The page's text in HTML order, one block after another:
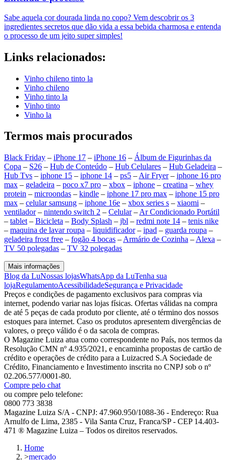
Sabe aquela cor dourada linda no copo? Vem descobrir os 3
ingredientes secretos que dão vida a essa bebida charmosa e entenda
o processo de um jeito super simples!
Links relacionados:
Vinho chileno tinto la
Vinho chileno
Vinho tinto la
Vinho tinto
Vinho la
Termos mais procurados
Black Friday – iPhone 17 – iPhone 16 – Álbum de Figurinhas da
Copa – S26 – Hub de Conteúdo – Hub Celulares – Hub Geladeira –
Hub Tvs – iphone 15 – iphone 14 – ps5 – Air Fryer– iphone 16 pro
max – geladeira – poco x7 pro – xbox – iphone – creatina – whey
protein – microondas – kindle – iphone 17 pro max – iphone 15 pro
max – celular samsung – iphone 16e – xbox series s – xiaomi –
ventilador– nintendo switch 2 – Celular– Ar Condicionado Portátil
– tablet – Bicicleta – Body Splash – jbl – redmi note 14 – tenis nike
– maquina de lavar roupa – liquidificador– ipad – guarda roupa –
geladeira frost free – fogão 4 bocas – Armário de Cozinha – Alexa –
TV 50 polegadas – TV 32 polegadas
Mais informações
Blog da LuNossas lojasWhatsApp da LuTenha sua
lojaRegulamentoAcessibilidadeSegurança e Privacidade
Preços e condições de pagamento exclusivos para compras via
internet, podendo variar nas lojas físicas. Ofertas válidas na compra
de até 5 peças de cada produto por cliente, até o término dos nossos
estoques para internet. Caso os produtos apresentem divergências de
valores, o preço válido é o da sacola de compras.
O Magazine Luiza atua como correspondente no País, nos termos da
Resolução CMN nº 4.935/2021, e encaminha propostas de cartão de
crédito e operações de crédito para a Luizacred S.A Sociedade de
Crédito, Financiamento e Investimento inscrita no CNPJ sob o nº
02.206.577/0001-80.
Compre pelo chat
ou compre pelo telefone:
0800 773 3838
Magazine Luiza S/A - CNPJ: 47.960.950/1088-36 - Endereço: Rua
Arnulfo de Lima, 2385 - Vila Santa Cruz, Franca/SP - CEP 14.403-
471 ® Magazine Luiza – Todos os direitos reservados.
Home
>mercado